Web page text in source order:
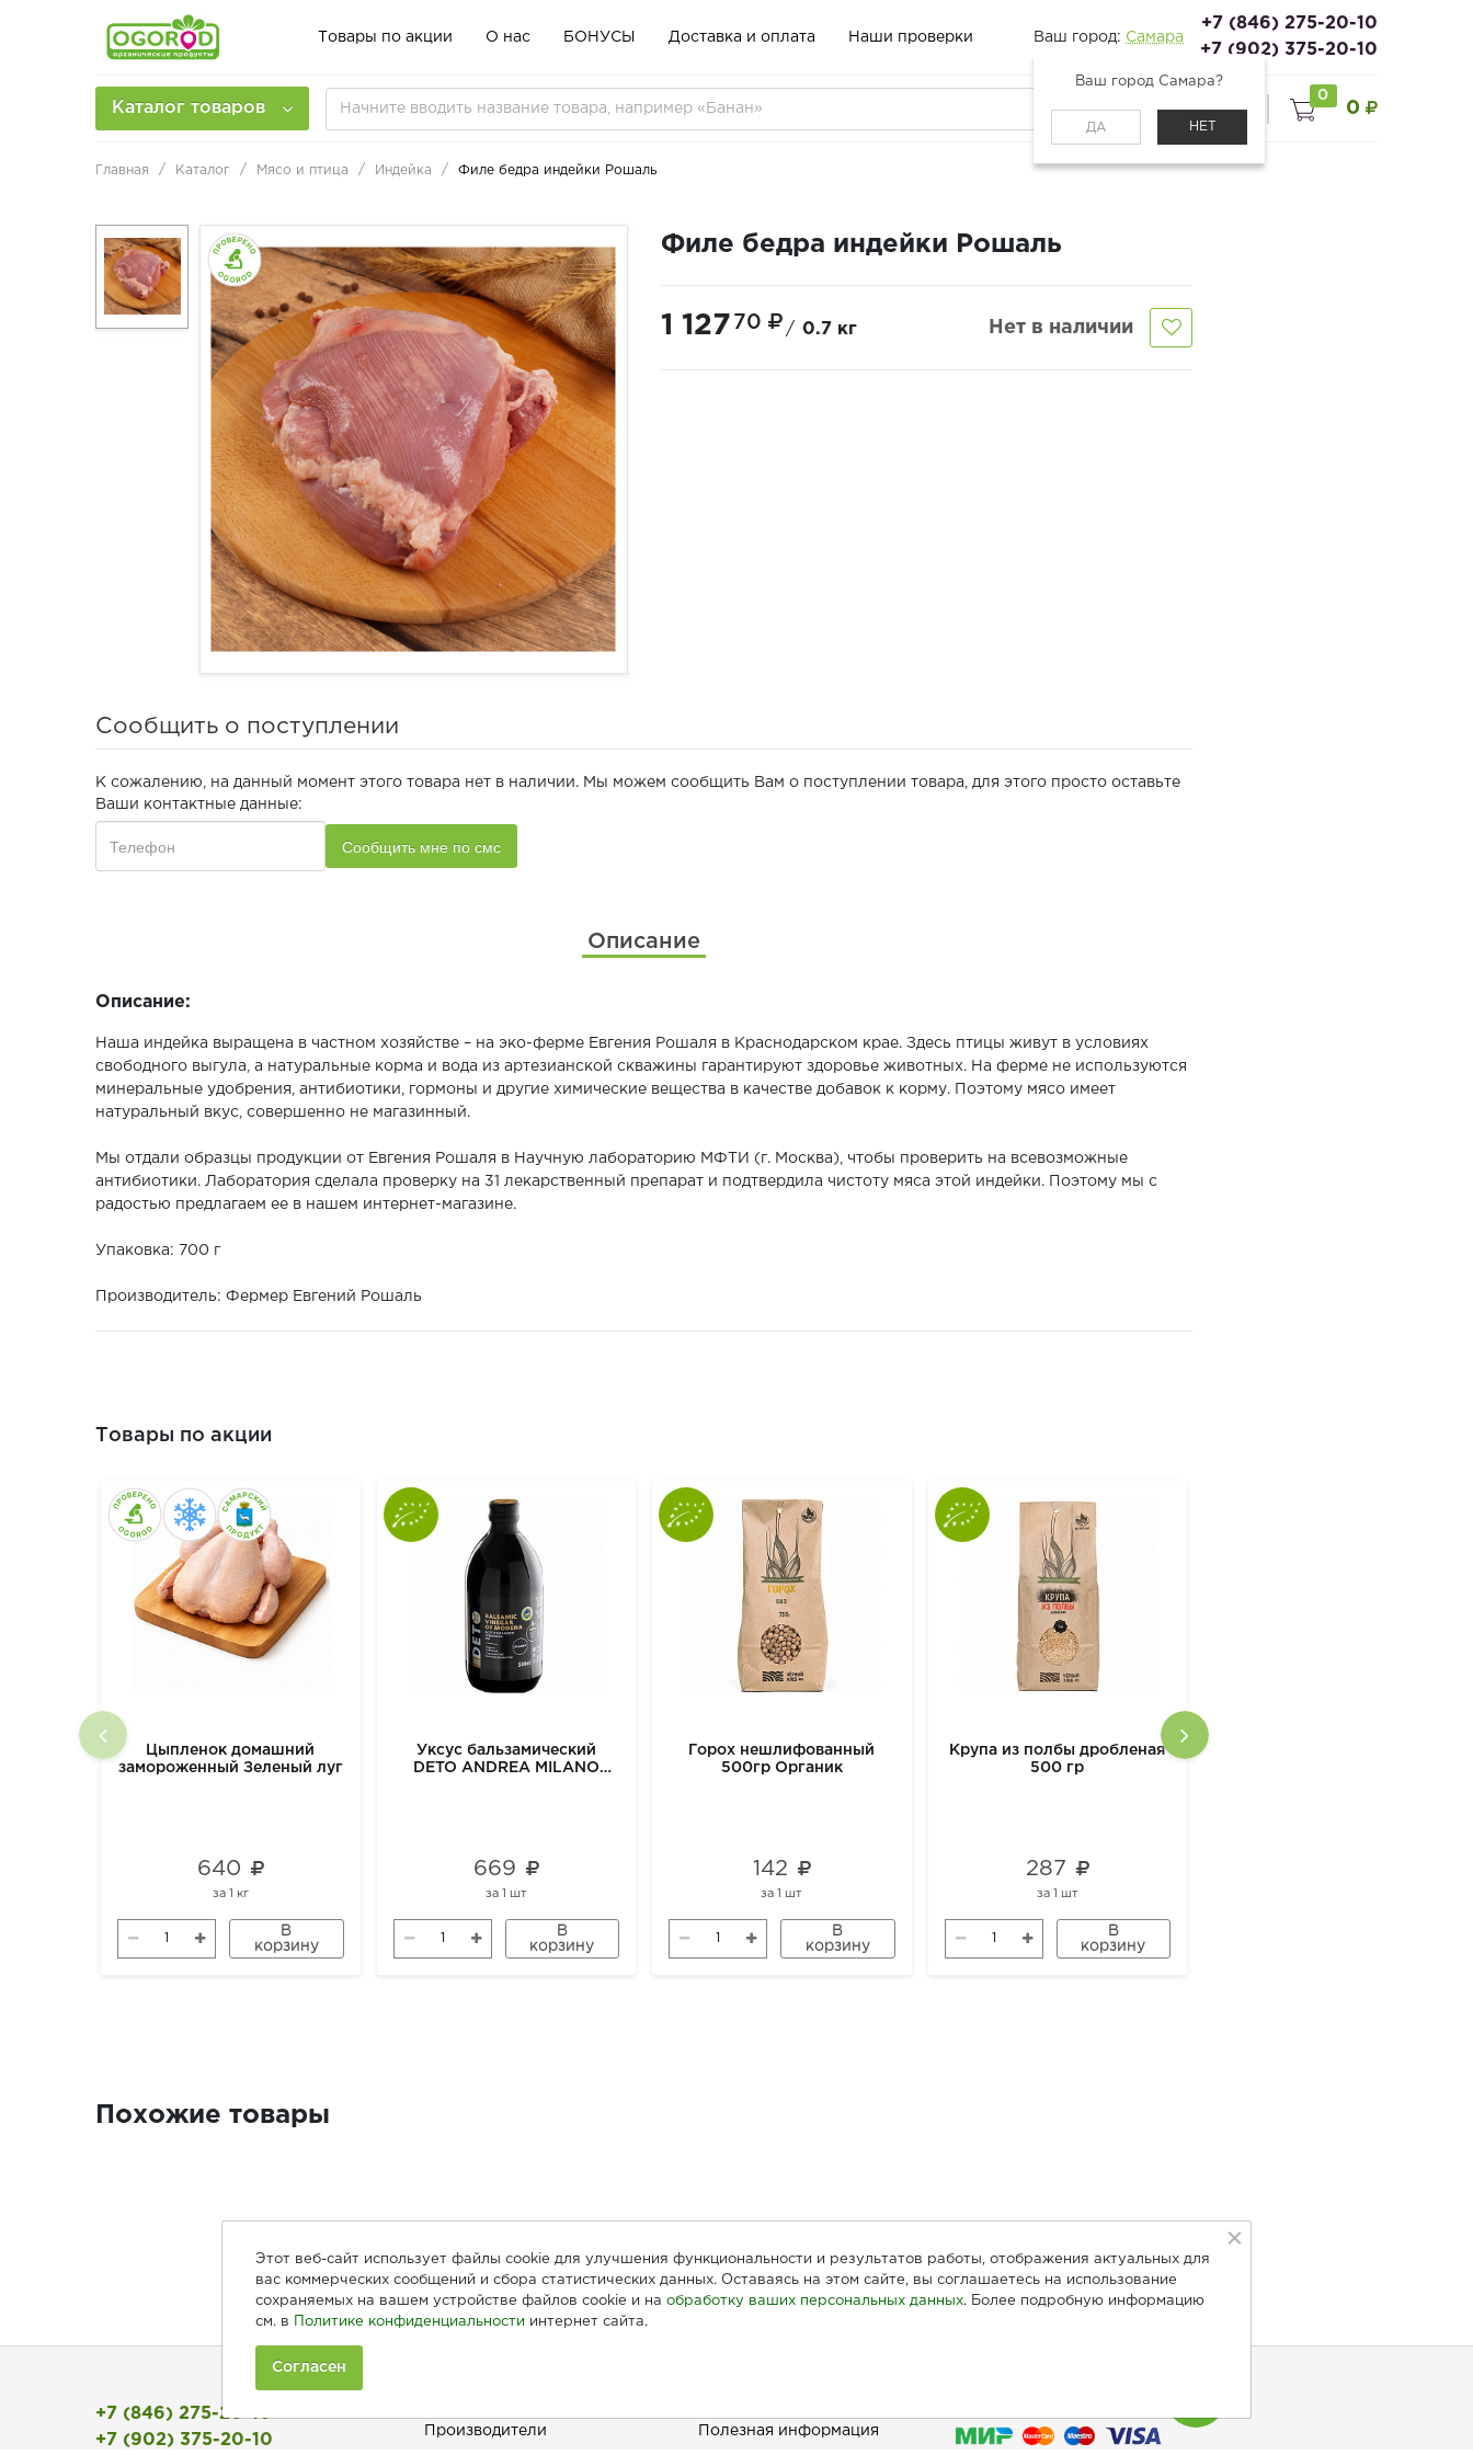
Товары по акции О нас БОНУСЫ Доставка и оплата Наши проверки Ваш город: Самара
Ваш город Самара?
ДА НЕТ
+7 (846) 275-20-10
+7 (902) 375-20-10
Каталог товаров
0
0
Главная Каталог Мясо и птица Индейка Филе бедра индейки Рошаль
Филе бедра индейки Рошаль
1 127 70 / 0.7 кг Нет в наличии
Сообщить о поступлении
К сожалению, на данный момент этого товара нет в наличии. Мы можем сообщить Вам о поступлении товара, для этого просто оставьте
Ваши контактные данные:
Описание
Описание:
Наша индейка выращена в частном хозяйстве – на эко-ферме Евгения Рошаля в Краснодарском крае. Здесь птицы живут в условиях
свободного выгула, а натуральные корма и вода из артезианской скважины гарантируют здоровье животных. На ферме не используются
минеральные удобрения, антибиотики, гормоны и другие химические вещества в качестве добавок к корму. Поэтому мясо имеет
натуральный вкус, совершенно не магазинный.
Мы отдали образцы продукции от Евгения Рошаля в Научную лабораторию МФТИ (г. Москва), чтобы проверить на всевозможные
антибиотики. Лаборатория сделала проверку на 31 лекарственный препарат и подтвердила чистоту мяса этой индейки. Поэтому мы с
радостью предлагаем ее в нашем интернет-магазине.
Упаковка: 700 г
Производитель: Фермер Евгений Рошаль
Товары по акции
Цыпленок домашний
замороженный Зеленый луг
640
за 1 кг
В
корзину
Уксус бальзамический
DETO ANDREA MILANO
669
за 1 шт
В
корзину
Горох нешлифованный
500гр Органик
142
за1 шт
В
корзину
Крупа из полбы дробленая
500 гр
287
за 1 шт
В
корзину
Похожие товары
+7 (846) 275-20-10
+7 (902) 375-20-10
Производители Полезная информация
Этот веб-сайт использует файлы cookie для улучшения функциональности и результатов работы, отображения актуальных для
вас коммерческих сообщений и сбора статистических данных. Оставаясь на этом сайте, вы соглашаетесь на использование
сохраняемых на вашем устройстве файлов cookie и на обработку ваших персональных данных. Более подробную информацию
см. в
Политике конфиденциальности интернет сайта.
Согласен